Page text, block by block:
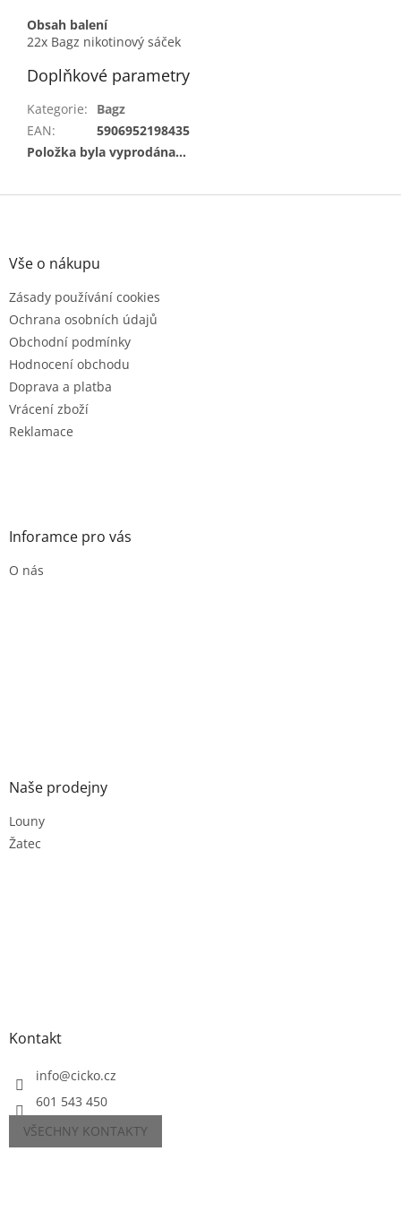
Obsah balení
22x Bagz nikotinový sáček
Doplňkové parametry
Kategorie:
Bagz
EAN:
5906952198435
Položka byla vyprodána…
Z
Vše o nákupu
Zásady používání cookies
Ochrana osobních údajů
Obchodní podmínky
Hodnocení obchodu
Doprava a platba
Vrácení zboží
Reklamace
Inforamce pro vás
O nás
Naše prodejny
Louny
Žatec
Kontakt
info@cicko.cz
601 543 450
VŠECHNY KONTAKTY